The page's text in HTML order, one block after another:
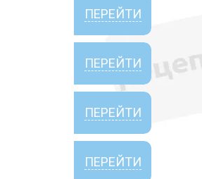
ПЕРЕЙТИ
ПЕРЕЙТИ
ПЕРЕЙТИ
ПЕРЕЙТИ